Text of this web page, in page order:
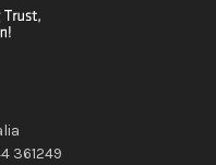
361249